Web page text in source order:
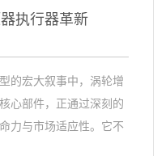
执行器革新
的宏大叙事中，涡轮增
心部件，正通过深刻的
力与市场适应性。它不